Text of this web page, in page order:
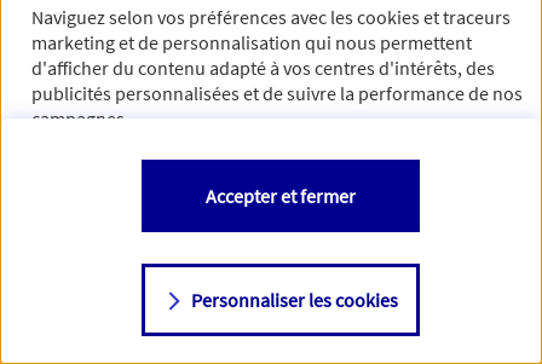
Naviguez selon vos préférences avec lescookies et traceurs
marketing et de personnalisation qui nous permettent
d'afficher du contenu adapté à vos centres d'intérêts, des
publicités personnalisées et de suivre la performance de nos
campagnes.
Vous êtes libre de les accepter, de les refuser comme de
changer d'avis à tout moment en allant sur
Consulter notre politique decookies
Personnaliser les cookies
Accepter et fermer